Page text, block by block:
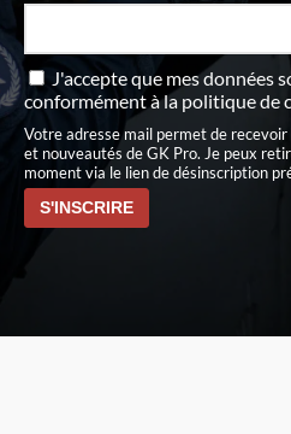
J'accepte que mes données
conformément àla politique de
Votre adresse mail permet de
et nouveautés de GK Pro. Je peux
moment via le lien de désinscription